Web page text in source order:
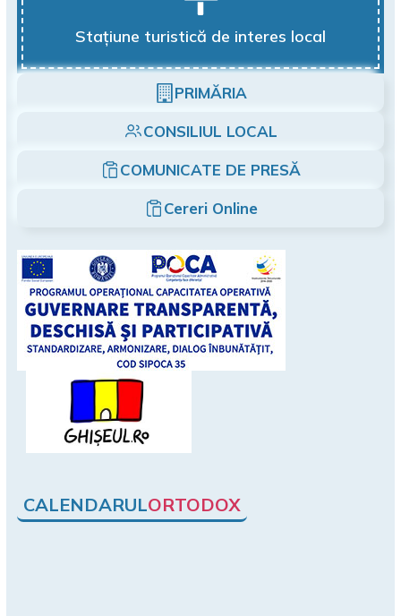
Stațiune turistică de interes local
PRIMĂRIA
CONSILIUL LOCAL
COMUNICATE DE PRESĂ
Cereri Online
CALENDARULORTODOX